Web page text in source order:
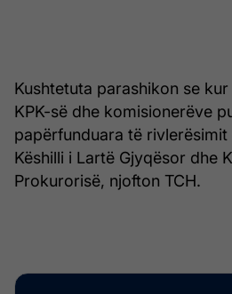
Kushtetuta parashikon se
KPK-së dhe komisionerëve
papërfunduara të
Këshilli i Lartë Gjyqësor dhe
Prokurorisë, njofton TCH.